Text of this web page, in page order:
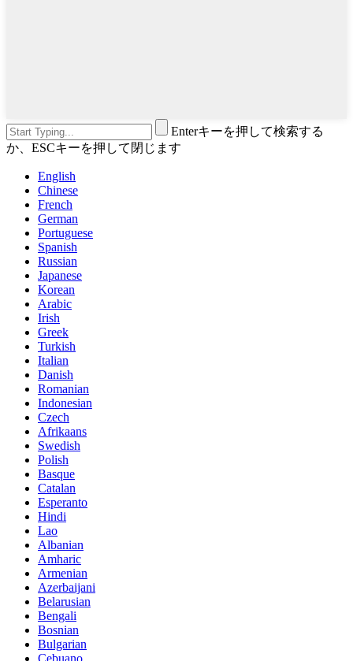
Enterキーを押して検索する
か、ESCキーを押して閉じます
English
Chinese
French
German
Portuguese
Spanish
Russian
Japanese
Korean
Arabic
Irish
Greek
Turkish
Italian
Danish
Romanian
Indonesian
Czech
Afrikaans
Swedish
Polish
Basque
Catalan
Esperanto
Hindi
Lao
Albanian
Amharic
Armenian
Azerbaijani
Belarusian
Bengali
Bosnian
Bulgarian
Cebuano